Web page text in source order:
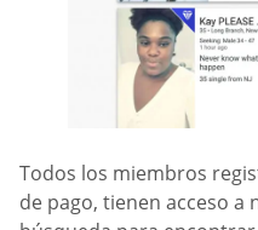
Todos los miembros
de pago, tienen acceso